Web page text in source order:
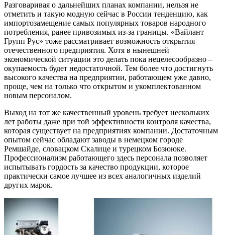
Разговаривая о дальнейших планах компании, нельзя не
отметить и такую модную сейчас в России тенденцию, как
импортозамещение самых популярных товаров народного
потребления, ранее привозимых из-за границы. «Вайлант
Групп Рус» тоже рассматривает возможность открытия
отечественного предприятия. Хотя в нынешней
экономической ситуации это делать пока нецелесообразно –
окупаемость будет недостаточной. Тем более что достигнуть
высокого качества на предприятии, работающем уже давно,
проще, чем на только что открытом и укомплектованном
новым персоналом.
Выход на тот же качественный уровень требует нескольких
лет работы даже при той эффективности контроля качества,
которая существует на предприятиях компании. Достаточным
опытом сейчас обладают заводы в немецком городе
Ремшайде, словацком Скалице и турецком Бозююке.
Профессионализм работающего здесь персонала позволяет
испытывать гордость за качество продукции, которое
практически самое лучшее из всех аналогичных изделий
других марок.